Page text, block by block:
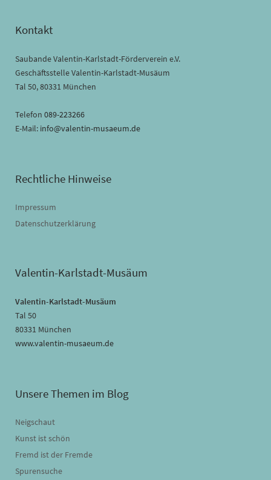
Kontakt
Saubande Valentin-Karlstadt-Förderverein e.V.
Geschäftsstelle Valentin-Karlstadt-Musäum
Tal 50, 80331 München
Telefon 089-223266
E-Mail: info@valentin-musaeum.de
Rechtliche Hinweise
Impressum
Datenschutzerklärung
Valentin-Karlstadt-Musäum
Valentin-Karlstadt-Musäum
Tal 50
80331 München
www.valentin-musaeum.de
Unsere Themen im Blog
Neigschaut
Kunst ist schön
Fremd ist der Fremde
Spurensuche